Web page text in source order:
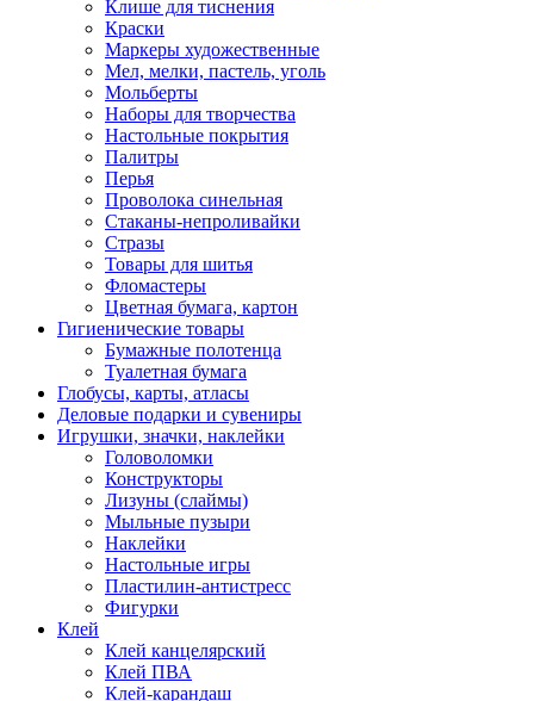
Клише для тиснения
Краски
Маркеры художественные
Мел, мелки, пастель, уголь
Мольберты
Наборы для творчества
Настольные покрытия
Палитры
Перья
Проволока синельная
Стаканы-непроливайки
Стразы
Товары для шитья
Фломастеры
Цветная бумага, картон
Гигиенические товары
Бумажные полотенца
Туалетная бумага
Глобусы, карты, атласы
Деловые подарки и сувениры
Игрушки, значки, наклейки
Головоломки
Конструкторы
Лизуны (слаймы)
Мыльные пузыри
Наклейки
Настольные игры
Пластилин-антистресс
Фигурки
Клей
Клей канцелярский
Клей ПВА
Клей-карандаш